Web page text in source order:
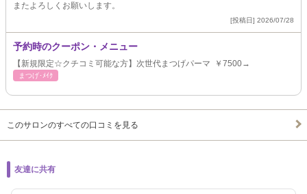
またよろしくお願いします。
[投稿日] 2026/07/28
予約時のクーポン・メニュー
【新規限定☆クチコミ可能な方】次世代まつげパーマ ￥7500→
まつげ･ﾒｲｸ
このサロンのすべての口コミを見る
友達に共有